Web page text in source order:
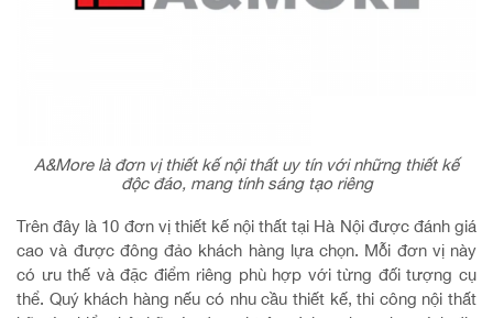
A&More là đơn vị thiết kế nội thất uy tín với những thiết kế
độc đáo, mang tính sáng tạo riêng
Trên đây là 10 đơn vị thiết kế nội thất tại Hà Nội được đánh giá
cao và được đông đảo khách hàng lựa chọn. Mỗi đơn vị này
có ưu thế và đặc điểm riêng phù hợp với từng đối tượng cụ
thể. Quý khách hàng nếu có nhu cầu thiết kế, thi công nội thất